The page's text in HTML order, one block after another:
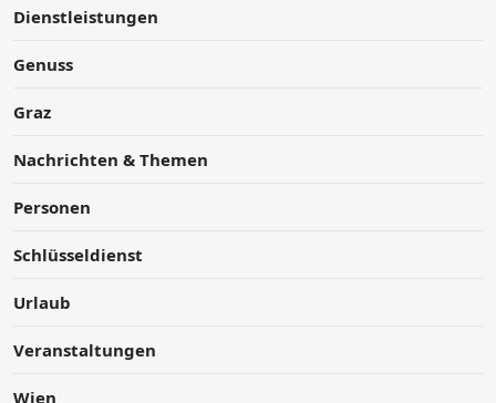
Dienstleistungen
Genuss
Graz
Nachrichten & Themen
Personen
Schlüsseldienst
Urlaub
Veranstaltungen
Wien